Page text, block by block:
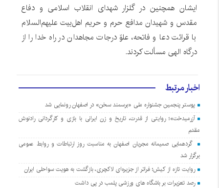
ایشان همچنین در گلزار شهدای انقلاب اسلامی و دفاع
مقدس و شهیدان مدافع حرم و حریم اهل‌بیت علیهم‌السلام
با قرائت دعا و فاتحه، علوّ درجات مجاهدان در راه خدا را از
درگاه الهی مسألت کردند.
اخبار مرتبط
پوستر پنجمین جشنواره ملی «برسمند سخن» در اصفهان رونمایی شد
آزرمیدخت»؛ روایتی از قدرت، تاریخ و زن ایرانی با بازی و کارگردانی رادنوش
مقدم
گردهمایی صمیمانه مجریان اصفهان به مناسبت روز ارتباطات و روابط عمومی
برگزار شد
روایت تازه از کیش؛ فراتر از جزیره‌ای لاکچری، بازگشت به هویت سواحلی ایران
رصد تعزیرات بر باشگاه های ورزشی پلمب در پی داشت